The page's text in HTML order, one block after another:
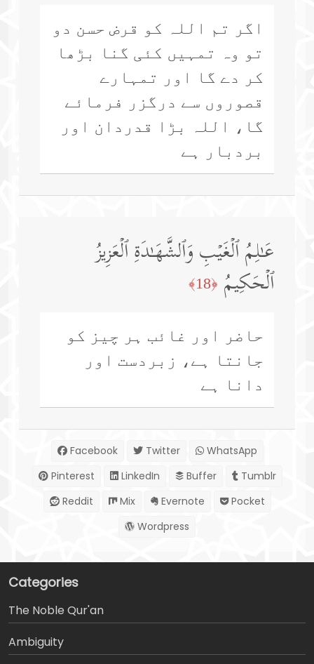
اگر تم اللہ کو قرض حسن دو
تو وہ تمہیں کئی گنا بڑھا
کر دے گا اور تمہارے
قصوروں سے درگزر فرمائے
گا، اللہ بڑا قدردان اور
بردبار ہے
عَـٰلِمُ ٱلۡغَیۡبِ وَٱلشَّهَـٰدَةِ ٱلۡعَزِیزُ
ٱلۡحَكِیمُ ﴿18﴾
حاضر اور غائب ہر چیز کو
جانتا ہے، زبردست اور
دانا ہے
Facebook Twitter
WhatsApp
Pinterest
LinkedIn Buffer
Tumblr
Reddit
Mix Evernote
Pocket
Wordpress
Categories
The Noble Qur'an
Ambiguity